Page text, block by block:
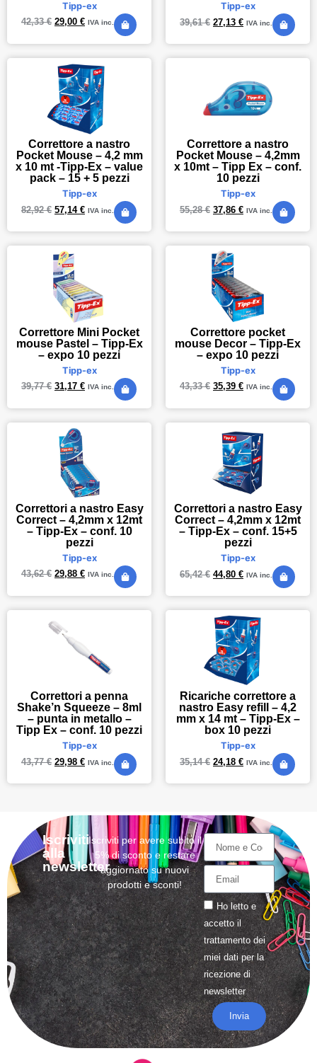
Tipp-ex
42,33€ 29,00 € IVA inc.
Tipp-ex
39,61€ 27,13 € IVA inc.
Correttore a nastro
Pocket Mouse – 4,2 mm
x 10 mt -Tipp-Ex – value
pack – 15 + 5 pezzi
Tipp-ex
82,92€ 57,14 € IVA inc.
Correttore a nastro
Pocket Mouse – 4,2mm
x 10mt – Tipp Ex – conf.
10 pezzi
Tipp-ex
55,28€ 37,86 € IVA inc.
Correttore Mini Pocket
mouse Pastel – Tipp-Ex
– expo 10 pezzi
Tipp-ex
39,77€ 31,17 € IVA inc.
Correttore pocket
mouse Decor – Tipp-Ex
– expo 10 pezzi
Tipp-ex
43,33€ 35,39 € IVA inc.
Correttori a nastro Easy
Correct – 4,2mm x 12mt
– Tipp-Ex – conf. 10
pezzi
Tipp-ex
43,62€ 29,88 € IVA inc.
Correttori a nastro Easy
Correct – 4,2mm x 12mt
– Tipp-Ex – conf. 15+5
pezzi
Tipp-ex
65,42€ 44,80 € IVA inc.
Correttori a penna
Shake’n Squeeze – 8ml
– punta in metallo –
Tipp Ex – conf. 10 pezzi
Tipp-ex
43,77€ 29,98 € IVA inc.
Ricariche correttore a
nastro Easy refill – 4,2
mm x 14 mt – Tipp-Ex –
box 10 pezzi
Tipp-ex
35,14€ 24,18 € IVA inc.
Iscriviti
alla
newsletter
Iscriviti per avere subito il
5% di sconto e restare
aggiornato su nuovi
prodotti e sconti!
Ho letto e
accetto il
trattamentodei
miei dati per la
ricezione di
newsletter
Invia